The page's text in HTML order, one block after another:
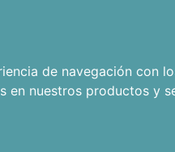
de navegación con
en nuestros productos y